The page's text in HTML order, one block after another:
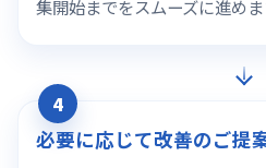
集開始までをスムーズに進めま
4
必要に応じて改善のご提